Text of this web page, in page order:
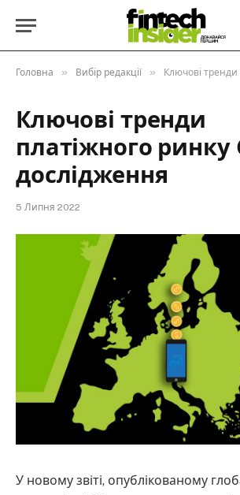
Головна » Вибір редакції » Ключові тренди
Ключові тренди
платіжного ринку
дослідження
5 Липня 2022
У новому звіті, опублікованому